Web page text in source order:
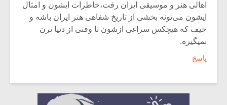
اهالی هنر و موسیقی ایران رفت،خاطرات ایشون و امثال
ایشون می‌تونه بخشی از تاریخ شفاهی هنر ایران باشه و
حیف که هیچکس سراغی ازشون تا وقتی از دنیا نرن
نمیگیره.
پاسخ